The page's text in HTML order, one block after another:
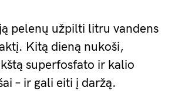
pelenų užpilti litru vandens
Kitą dieną nukoši,
superfosfato ir kalio
– ir gali eiti į daržą.